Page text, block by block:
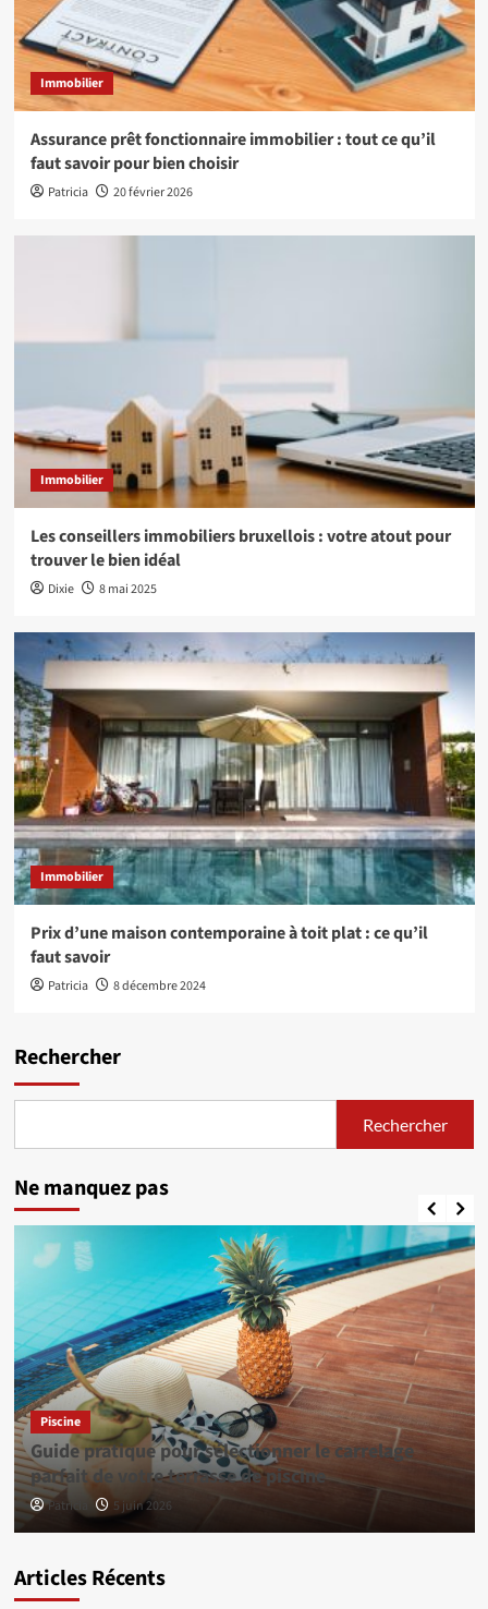
Immobilier
Assurance prêt fonctionnaire immobilier : tout ce qu’il
faut savoir pour bien choisir
Patricia 20 février 2026
Immobilier
Les conseillers immobiliers bruxellois : votre atout pour
trouver le bien idéal
Dixie 8 mai 2025
Immobilier
Prix d’une maison contemporaine à toit plat : ce qu’il
faut savoir
Patricia 8 décembre 2024
Rechercher
Rechercher
Ne manquez pas
Piscine
Guide pratique pour sélectionner le carrelage
parfait de votre terrasse de piscine
Patricia 5 juin 2026
Articles Récents